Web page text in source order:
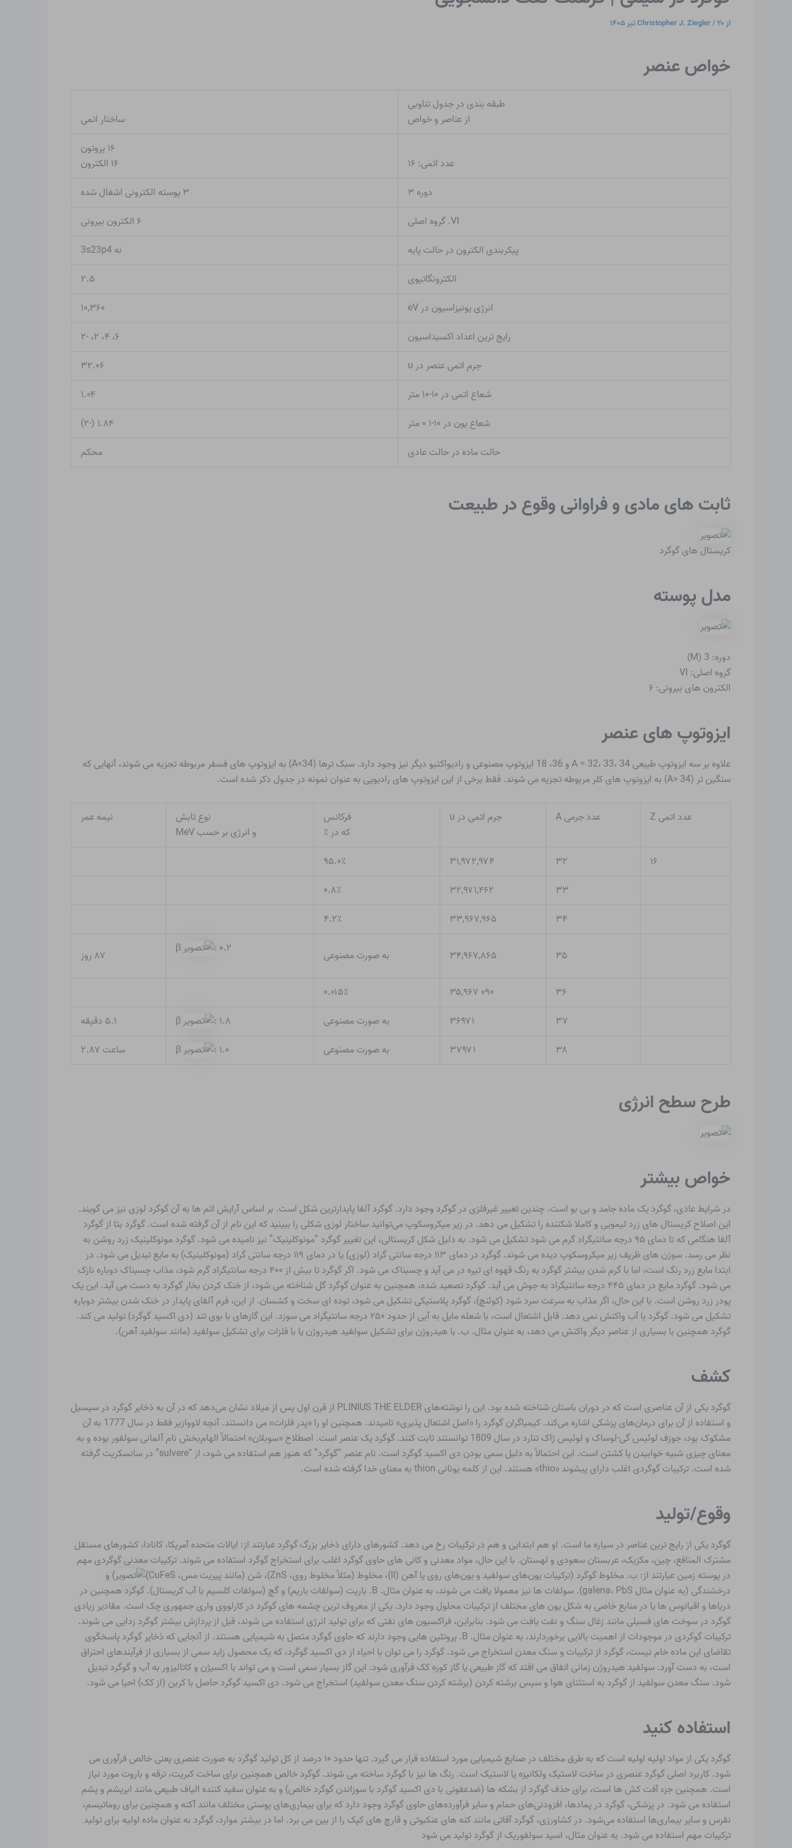
از Christopher J. Ziegler/۲۰ تیر ۱۴۰۵
خواص عنصر
طبقه بندی در جدول تناوبی
از عناصر و خواص
ساختار اتمی
عدد اتمی: ۱۶
۱۶ پروتون
۱۶ الکترون
دوره ۳
۳ پوسته الکترونی اشغال شده
VI. گروه اصلی
۶ الکترون بیرونی
پیکربندی الکترون در حالت پایه
نه 3s23p4
الکترونگاتیوی
۲.۵
انرژی یونیزاسیون در eV
۱۰,۳۶۰
رایج ترین اعداد اکسیداسیون
۶، ۴، ۲، -۲
جرم اتمی عنصر در u
۳۲.۰۶
شعاع اتمی در ۱۰-۱۰ متر
۱.۰۴
شعاع یون در ۱۰-۱ ۰ متر
۱.۸۴ (-۲)
حالت ماده در حالت عادی
محکم
ثابت های مادی و فراوانی وقوع در طبیعت
کریستال های گوگرد
مدل پوسته
دوره: 3 (M)
گروه اصلی: VI
الکترون های بیرونی: ۶
ایزوتوپ های عنصر
علاوه بر سه ایزوتوپ طبیعی A = 32، 33، 34 و 36، 18 ایزوتوپ مصنوعی و رادیواکتیو دیگر نیز وجود دارد. سبک ترها (A<34) به ایزوتوپ های فسفر مربوطه تجزیه می شوند، آنهایی که
سنگین تر (A> 34) به ایزوتوپ های کلر مربوطه تجزیه می شوند. فقط برخی از این ایزوتوپ های رادیویی به عنوان نمونه در جدول ذکر شده است.
عدد اتمی Z عدد جرمی A جرم اتمی در u
فرکانس
که در ٪
نوع تابش
و انرژی بر حسب MeV
نیمه عمر
۱۶ ۳۲ ۳۱,۹۷۲,۹۷۴
۹۵.۰٪
۳۳
۳۲,۹۷۱,۴۶۲
۰.۸٪
۳۴
۳۳,۹۶۷,۹۶۵ ۴.۲٪
۳۵ ۳۴,۹۶۷,۸۶۵ به صورت مصنوعی β : ۰.۲ ۸۷ روز
۳۶ ۰۹۰ ۳۵,۹۶۷
۰.۰۱۵٪
۳۷
۳۶۹۷۱ به صورت مصنوعی β : ۱.۸
۵.۱ دقیقه
۳۸
۳۷۹۷۱ به صورت مصنوعی β : ۱.۰ ساعت ۲.۸۷
طرح سطح انرژی
خواص بیشتر
در شرایط عادی، گوگرد یک ماده جامد و بی بو است. چندین تغییر غیرفلزی در گوگرد وجود دارد. گوگرد آلفا پایدارترین شکل است. بر اساس آرایش اتم ها به آن گوگرد لوزی نیز می گویند.
این اصلاح کریستال های زرد لیمویی و کاملا شکننده را تشکیل می دهد. در زیر میکروسکوپ می‌توانید ساختار لوزی شکلی را ببینید که این نام از آن گرفته شده است. گوگرد بتا از گوگرد
آلفا هنگامی که تا دمای ۹۵ درجه سانتیگراد گرم می شود تشکیل می شود. به دلیل شکل کریستالی، این تغییر گوگرد “مونوکلینیک” نیز نامیده می شود. گوگرد مونوکلینیک زرد روشن به
نظر می رسد. سوزن های ظریف زیر میکروسکوپ دیده می شوند. گوگرد در دمای ۱۱۳ درجه سانتی گراد (لوزی) یا در دمای ۱۱۹ درجه سانتی گراد (مونوکلینیک) به مایع تبدیل می شود. در
ابتدا مایع زرد رنگ است، اما با گرم شدن بیشتر گوگرد به رنگ قهوه ای تیره در می آید و چسبناک می شود. اگر گوگرد تا بیش از ۴۰۰ درجه سانتیگراد گرم شود، مذاب چسبناک دوباره نازک
می شود. گوگرد مایع در دمای ۴۴۵ درجه سانتیگراد به جوش می آید. گوگرد تصعید شده، همچنین به عنوان گوگرد گل شناخته می شود، از خنک کردن بخار گوگرد به دست می آید. این یک
پودر زرد روشن است. با این حال، اگر مذاب به سرعت سرد شود (کوئنچ)، گوگرد پلاستیکی تشکیل می شود، توده ای سخت و کشسان. از این، فرم آلفای پایدار در خنک شدن بیشتر دوباره
تشکیل می شود. گوگرد با آب واکنش نمی دهد. قابل اشتعال است، با شعله مایل به آبی از حدود ۲۵۰ درجه سانتیگراد می سوزد. این گازهای با بوی تند (دی اکسید گوگرد) تولید می کند.
گوگرد همچنین با بسیاری از عناصر دیگر واکنش می دهد، به عنوان مثال. ب. با هیدروژن برای تشکیل سولفید هیدروژن یا با فلزات برای تشکیل سولفید (مانند سولفید آهن).
کشف
گوگرد یکی از آن عناصری است که در دوران باستان شناخته شده بود. این را نوشته‌های PLINIUS THE ELDER از قرن اول پس از میلاد نشان می‌دهد که در آن به ذخایر گوگرد در سیسیل
و استفاده از آن برای درمان‌های پزشکی اشاره می‌کند. کیمیاگران گوگرد را «اصل اشتعال پذیری» نامیدند. همچنین او را «پدر فلزات» می دانستند. آنچه لاووازیر فقط در سال 1777 به آن
مشکوک بود، جوزف لوئیس گی-لوساک و لوئیس ژاک تنارد در سال 1809 توانستند ثابت کنند. گوگرد یک عنصر است. اصطلاح «سوبلان» احتمالاً الهام‌بخش نام آلمانی سولفور بوده و به
معنای چیزی شبیه خوابیدن یا کشتن است. این احتمالاً به دلیل سمی بودن دی اکسید گوگرد است. نام عنصر “گوگرد” که هنوز هم استفاده می شود، از “sulvere” در سانسکریت گرفته
شده است. ترکیبات گوگردی اغلب دارای پیشوند «thio» هستند. این از کلمه یونانی thion به معنای خدا گرفته شده است.
وقوع/تولید
گوگرد یکی از رایج ترین عناصر در سیاره ما است. او هم ابتدایی و هم در ترکیبات رخ می دهد. کشورهای دارای ذخایر بزرگ گوگرد عبارتند از: ایالات متحده آمریکا، کانادا، کشورهای مستقل
مشترک المنافع، چین، مکزیک، عربستان سعودی و لهستان. با این حال، مواد معدنی و کانی های حاوی گوگرد اغلب برای استخراج گوگرد استفاده می شوند. ترکیبات معدنی گوگردی مهم
در پوسته زمین عبارتند از: ب. مخلوط گوگرد (ترکیبات یون‌های سولفید و یون‌های روی یا آهن (II)، مخلوط (مثلاً مخلوط روی، ZnS)، شن (مانند پیریت مس، CuFeS)
) و
درخشندگی (به عنوان مثال galena، PbS). سولفات ها نیز معمولا یافت می شوند، به عنوان مثال. B. باریت (سولفات باریم) و گچ (سولفات کلسیم با آب کریستال). گوگرد همچنین در
دریاها و اقیانوس ها یا در منابع خاصی به شکل یون های مختلف از ترکیبات محلول وجود دارد. یکی از معروف ترین چشمه های گوگرد در کارلووی واری جمهوری چک است. مقادیر زیادی
گوگرد در سوخت های فسیلی مانند زغال سنگ و نفت یافت می شود. بنابراین، فراکسیون های نفتی که برای تولید انرژی استفاده می شوند، قبل از پردازش بیشتر گوگرد زدایی می شوند.
ترکیبات گوگردی در موجودات از اهمیت بالایی برخوردارند، به عنوان مثال. B. پروتئین هایی وجود دارند که حاوی گوگرد متصل به شیمیایی هستند. از آنجایی که ذخایر گوگرد پاسخگوی
تقاضای این ماده خام نیست، گوگرد از ترکیبات و سنگ معدن استخراج می شود. گوگرد را می توان با احیاء از دی اکسید گوگرد، که یک محصول زاید سمی از بسیاری از فرآیندهای احتراق
است، به دست آورد. سولفید هیدروژن زمانی اتفاق می افتد که گاز طبیعی یا گاز کوره کک فرآوری شود. این گاز بسیار سمی است و می تواند با اکسیژن و کاتالیزور به آب و گوگرد تبدیل
شود. سنگ معدن سولفید از گوگرد به استثنای هوا و سپس برشته کردن (برشته کردن سنگ معدن سولفید) استخراج می شود. دی اکسید گوگرد حاصل با کربن (از کک) احیا می شود.
استفاده کنید
گوگرد یکی از مواد اولیه اولیه است که به طرق مختلف در صنایع شیمیایی مورد استفاده قرار می گیرد. تنها حدود ۱۰ درصد از کل تولید گوگرد به صورت عنصری یعنی خالص فرآوری می
شود. کاربرد اصلی گوگرد عنصری در ساخت لاستیک ولکانیزه یا لاستیک است. رنگ ها نیز با گوگرد ساخته می شوند. گوگرد خالص همچنین برای ساخت کبریت، ترقه و باروت مورد نیاز
است. همچنین جزء آفت کش ها است، برای حذف گوگرد از بشکه ها (ضدعفونی با دی اکسید گوگرد با سوزاندن گوگرد خالص) و به عنوان سفید کننده الیاف طبیعی مانند ابریشم و پشم
استفاده می شود. در پزشکی، گوگرد در پمادها، افزودنی‌های حمام و سایر فرآورده‌های حاوی گوگرد وجود دارد که برای بیماری‌های پوستی مختلف مانند آکنه و همچنین برای روماتیسم،
نقرس و سایر بیماری‌ها استفاده می‌شود. در کشاورزی، گوگرد آفاتی مانند کنه های عنکبوتی و قارچ های کپک را از بین می برد. اما در بیشتر موارد، گوگرد به عنوان ماده اولیه برای تولید
ترکیبات مهم استفاده می شود. به عنوان مثال، اسید سولفوریک از گوگرد تولید می شود